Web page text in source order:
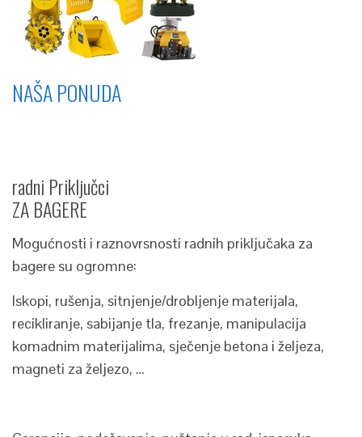
NAŠA PONUDA
radni Priključci
ZA BAGERE
Mogućnosti i raznovrsnosti radnih priključaka za
bagere su ogromne:
Iskopi, rušenja, sitnjenje/drobljenje materijala,
recikliranje, sabijanje tla, frezanje, manipulacija
komadnim materijalima, sječenje betona i željeza,
magneti za željezo, …